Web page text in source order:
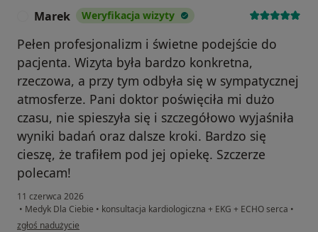
Marek Weryfikacja wizyty
Pełen profesjonalizm i świetne podejście do
pacjenta. Wizyta była bardzo konkretna,
rzeczowa, a przy tym odbyła się w sympatycznej
atmosferze. Pani doktor poświęciła mi dużo
czasu, nie spieszyła się i szczegółowo wyjaśniła
wyniki badań oraz dalsze kroki. Bardzo się
cieszę, że trafiłem pod jej opiekę. Szczerze
polecam!
11 czerwca 2026
• Medyk Dla Ciebie • konsultacja kardiologiczna + EKG + ECHO serca •
w opinii użytkownika Marek
zgłoś nadużycie